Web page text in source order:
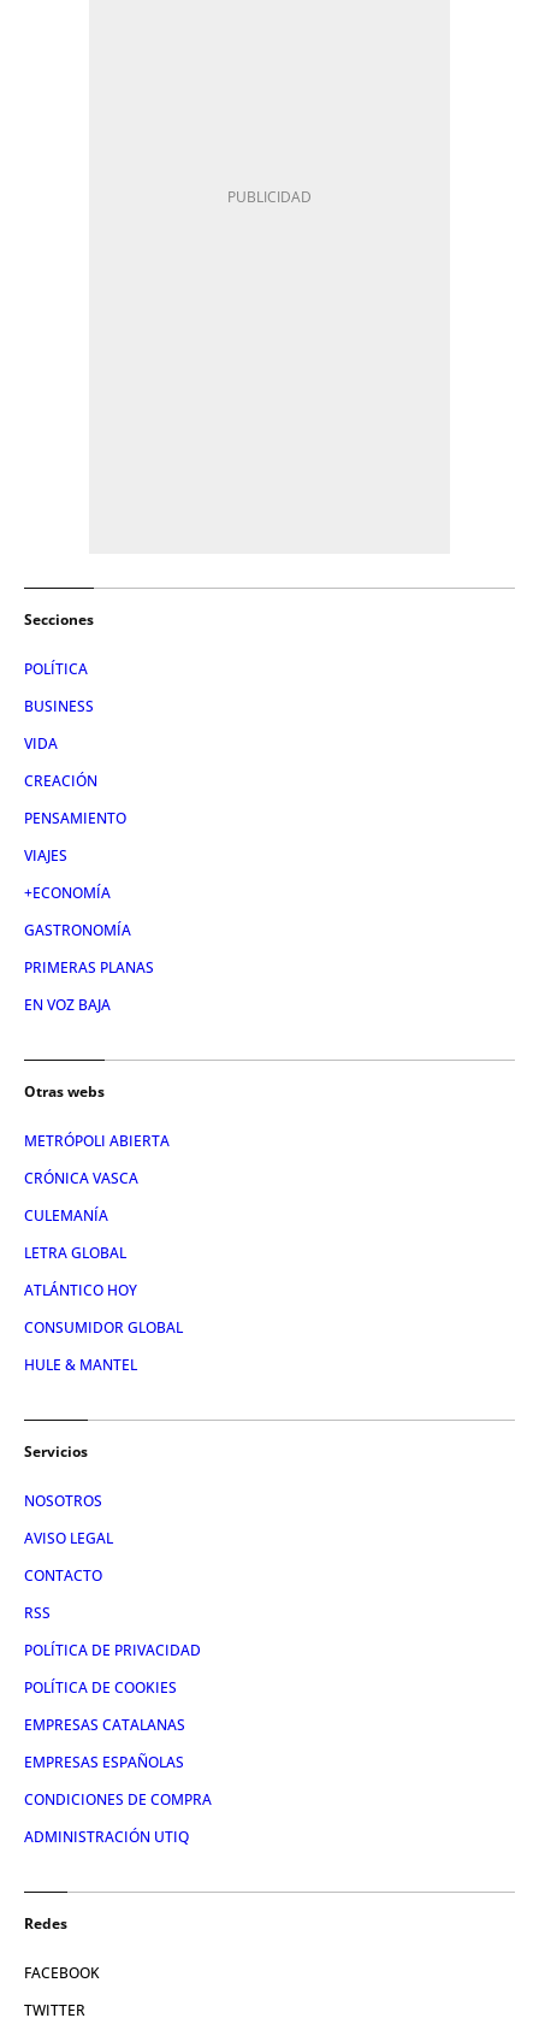
Secciones
POLÍTICA
BUSINESS
VIDA
CREACIÓN
PENSAMIENTO
VIAJES
+ECONOMÍA
GASTRONOMÍA
PRIMERAS PLANAS
EN VOZ BAJA
Otras webs
METRÓPOLI ABIERTA
CRÓNICA VASCA
CULEMANÍA
LETRA GLOBAL
ATLÁNTICO HOY
CONSUMIDOR GLOBAL
HULE & MANTEL
Servicios
NOSOTROS
AVISO LEGAL
CONTACTO
RSS
POLÍTICA DE PRIVACIDAD
POLÍTICA DE COOKIES
EMPRESAS CATALANAS
EMPRESAS ESPAÑOLAS
CONDICIONES DE COMPRA
ADMINISTRACIÓN UTIQ
Redes
FACEBOOK
TWITTER